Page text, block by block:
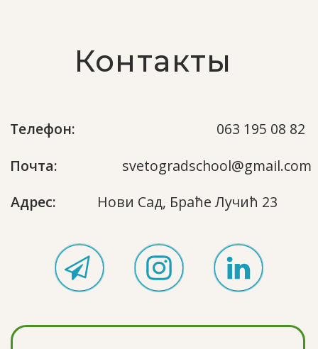
Отзывы родителей
Жизнь школы
Цены